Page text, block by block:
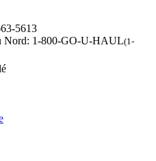
5613
Nord: 1-800-GO-U-HAUL(1-